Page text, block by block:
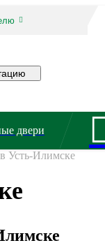
двери
Усть-Илимске